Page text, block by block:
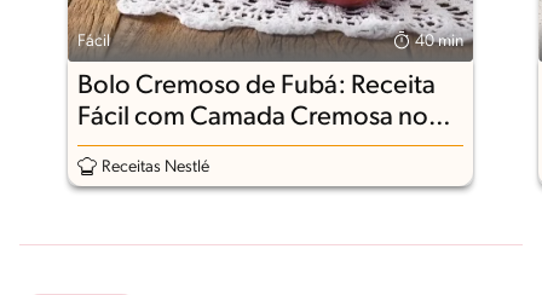
Fácil 40 min
Bolo Cremoso de Fubá: Receita
Fácil com Camada Cremosa no
Meio
Receitas Nestlé